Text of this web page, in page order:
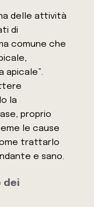
delle attività
di
comune che
apicale”.
la
proprio
le cause
trattarlo
e sano.
dei